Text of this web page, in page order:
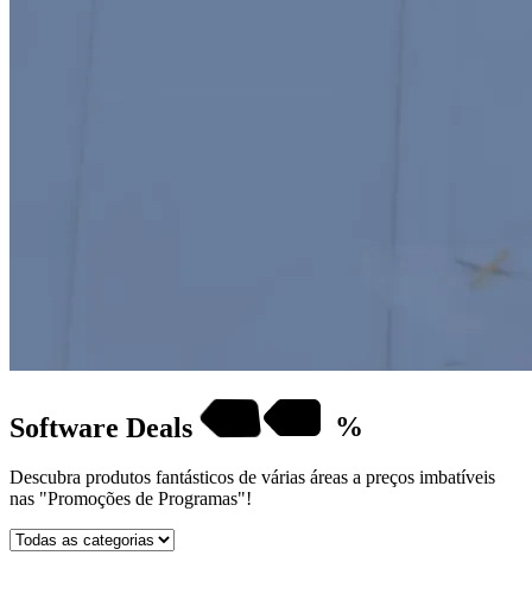
Software Deals %
Descubra produtos fantásticos de várias áreas a preços imbatíveis
nas "Promoções de Programas"!